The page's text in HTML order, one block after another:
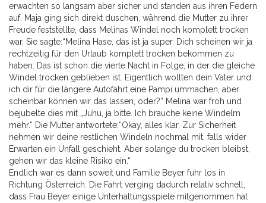
erwachten so langsam aber sicher und standen aus ihren Federn
auf. Maja ging sich direkt duschen, während die Mutter zu ihrer
Freude feststellte, dass Melinas Windel noch komplett trocken
war. Sie sagte:“Melina Hase, das ist ja super. Dich scheinen wir ja
rechtzeitig für den Urlaub komplett trocken bekommen zu
haben. Das ist schon die vierte Nacht in Folge, in der die gleiche
Windel trocken geblieben ist. Eigentlich wollten dein Vater und
ich dir für die längere Autofahrt eine Pampi ummachen, aber
scheinbar können wir das lassen, oder?“ Melina war froh und
bejubelte dies mit „Juhu, ja bitte. Ich brauche keine Windelm
mehr.“ Die Mutter antwortete:“Okay, alles klar. Zur Sicherheit
nehmen wir deine restlichen Windeln nochmal mit, falls wider
Erwarten ein Unfall geschieht. Aber solange du trocken bleibst,
gehen wir das kleine Risiko ein.“
Endlich war es dann soweit und Familie Beyer fuhr los in
Richtung Österreich. Die Fahrt verging dadurch relativ schnell,
dass Frau Beyer einige Unterhaltungsspiele mitgenommen hat